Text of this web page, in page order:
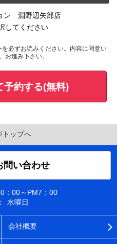
ン 淵野辺矢部店
してください
を必ずお読みください。内容に同意い
お進み下さい。
予約する(無料)
トップへ
問い合わせ
：00～PM7：00
水曜日
会社概要